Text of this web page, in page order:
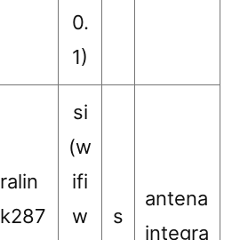
0.
1)
ralin
k287
si
(w
ifi
w
s
antena
integra